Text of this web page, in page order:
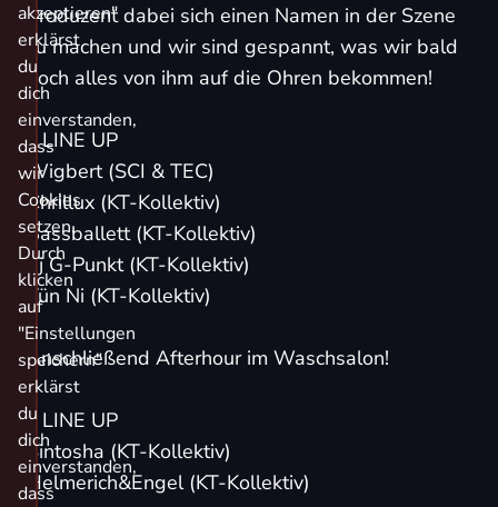
Produzent dabei sich einen Namen in der Szene
zu machen und wir sind gespannt, was wir bald
noch alles von ihm auf die Ohren bekommen!
// LINE UP
Wigbert(SCI & TEC)
Chrillux (KT-Kollektiv)
Bassballett(KT-Kollektiv)
dj G-Punkt(KT-Kollektiv)
Tün Ni (KT-Kollektiv)
Anschließend Afterhour im Waschsalon!
// LINE UP
Sintosha (KT-Kollektiv)
Helmerich&Engel(KT-Kollektiv)
akzeptieren"
erklärst
du
dich
einverstanden,
dass
wir
Cookies
setzen.
Durch
klicken
auf
"Einstellungen
speichern"
erklärst
du
dich
einverstanden,
dass